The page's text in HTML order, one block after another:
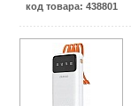
код товара: 438801